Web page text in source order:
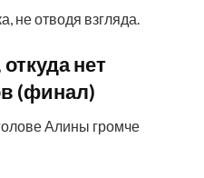
не отводя взгляда.
нет
(финал)
Алины громче